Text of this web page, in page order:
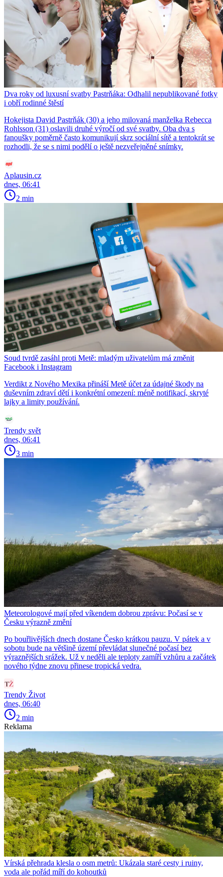
Dva roky od luxusní svatby Pastrňáka: Odhalil nepublikované fotky
i obří rodinné štěstí
Hokejista David Pastrňák (30) a jeho milovaná manželka Rebecca
Rohlsson (31) oslavili druhé výročí od své svatby. Oba dva s
fanoušky poměrně často komunikují skrz sociální sítě a tentokrát se
rozhodli, že se s nimi podělí o ještě nezveřejněné snímky.
Aplausin.cz
dnes, 06:41
2 min
Soud tvrdě zasáhl proti Metě: mladým uživatelům má změnit
Facebook i Instagram
Verdikt z Nového Mexika přináší Metě účet za údajné škody na
duševním zdraví dětí i konkrétní omezení: méně notifikací, skryté
lajky a limity používání.
Trendy svět
dnes, 06:41
3 min
Meteorologové mají před víkendem dobrou zprávu: Počasí se v
Česku výrazně změní
Po bouřlivějších dnech dostane Česko krátkou pauzu. V pátek a v
sobotu bude na většině území převládat slunečné počasí bez
výraznějších srážek. Už v neděli ale teploty zamíří vzhůru a začátek
nového týdne znovu přinese tropická vedra.
Trendy Život
dnes, 06:40
2 min
Reklama
Vírská přehrada klesla o osm metrů: Ukázala staré cesty i ruiny,
voda ale pořád míří do kohoutků